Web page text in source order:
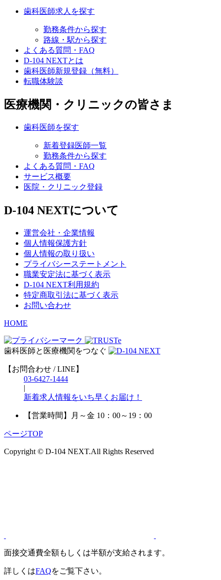
歯科医師求人を探す
勤務条件から探す
路線・駅から探す
よくある質問・FAQ
D-104 NEXTとは
歯科医師新規登録（無料）
転職体験談
医療機関・クリニックの皆さま
歯科医師を探す
新着登録医師一覧
勤務条件から探す
よくある質問・FAQ
サービス概要
医院・クリニック登録
D-104 NEXTについて
運営会社・企業情報
個人情報保護方針
個人情報の取り扱い
プライバシーステートメント
職業安定法に基づく表示
D-104 NEXT利用規約
特定商取引法に基づく表示
お問い合わせ
HOME
歯科医師と医療機関をつなぐ
【お問合わせ / LINE】
03-6427-1444
|
新着求人情報をいち早くお届け！
【営業時間】 月～金 10：00～19：00
ページTOP
Copyright © D-104 NEXT.All Rights Reserved
面接交通費全額もしくは半額が支給されます。
詳しくはFAQをご覧下さい。